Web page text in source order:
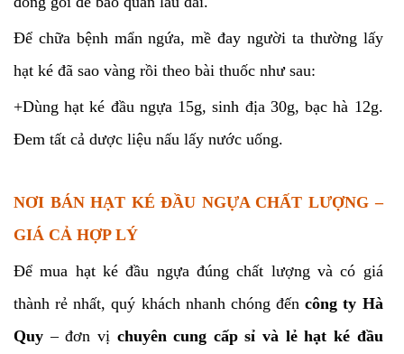
Để chữa bệnh mẩn ngứa, mề đay người ta thường lấy
hạt ké đã sao vàng rồi theo bài thuốc như sau:
+Dùng hạt ké đầu ngựa 15g, sinh địa 30g, bạc hà 12g.
Đem tất cả dược liệu nấu lấy nước uống.
NƠI BÁN HẠT KÉ ĐẦU NGỰA CHẤT LƯỢNG –
GIÁ CẢ HỢP LÝ
Để mua hạt ké đầu ngựa đúng chất lượng và có giá
thành rẻ nhất, quý khách nhanh chóng đếncông ty Hà
Quy – đơn vị chuyên cung cấp sỉ và lẻ hạt ké đầu